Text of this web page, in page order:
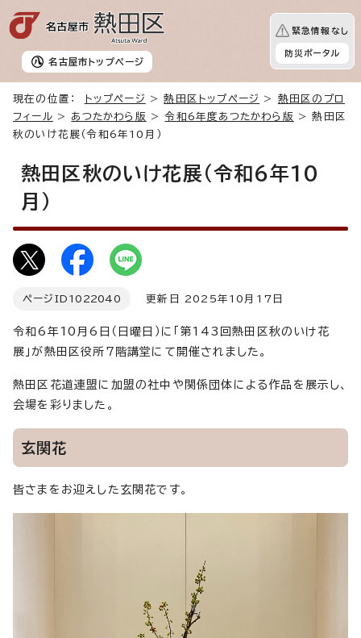
名古屋市 トップページ
緊急情報なし
防災ポータル
現在の位置： トップページ >熱田区トップページ > 熱田区のプロ
フィール > あつたかわら版 >令和6年度あつたかわら版
> 熱田区
秋のいけ花展（令和6年10月）
熱田区秋のいけ花展（令和6年10
月）
ページID 1022040 更新日 2025年10月17日
令和6年10月6日（日曜日）に「第143回熱田区秋のいけ花
展」が熱田区役所7階講堂にて開催されました。
熱田区花道連盟に加盟の社中や関係団体による作品を展示し、
会場を彩りました。
玄関花
皆さまをお迎えした玄関花です。